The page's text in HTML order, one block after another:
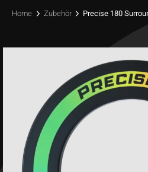
Home Zubehör Precise 180